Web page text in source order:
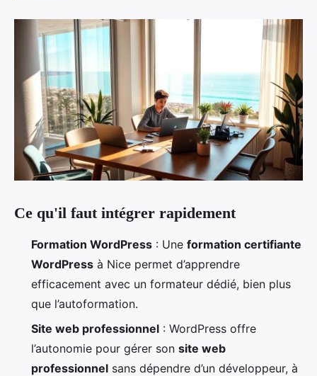
Ce qu'il faut intégrer rapidement
Formation WordPress : Une formation certifiante
WordPress à Nice permet d’apprendre
efficacement avec un formateur dédié, bien plus
que l’autoformation.
Site web professionnel : WordPress offre
l’autonomie pour gérer son site web
professionnel sans dépendre d’un développeur, à